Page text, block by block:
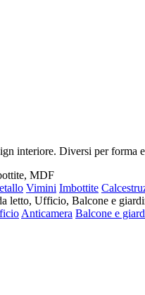
interiore. Diversi per
MDF
Vimini Imbottite
letto, Ufficio, Balcone e
Anticamera Balcone e